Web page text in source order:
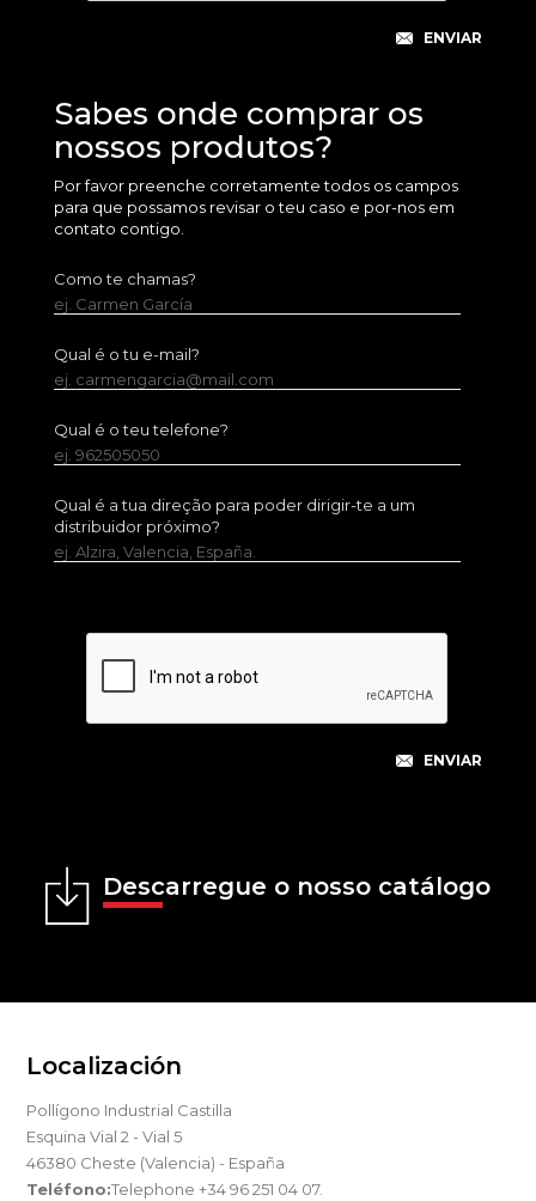
Sabes onde comprar os
nossos produtos?
Por favor preenche corretamente todos os campos
para que possamos revisar o teu caso e por-nos em
contato contigo.
Como te chamas?
ej. Carmen García
Qual é o tu e-mail?
ej. carmengarcia@mail.com
Qual é o teu telefone?
ej. 962505050
Qual é a tua direção para poder dirigir-te a um
distribuidor próximo?
ej. Alzira, Valencia, España.
Descarregue o nosso catálogo
Localización
Pollígono Industrial Castilla
Esquina Vial 2 - Vial 5
46380 Cheste (Valencia) - España
Teléfono:Telephone +34 96 251 04 07.